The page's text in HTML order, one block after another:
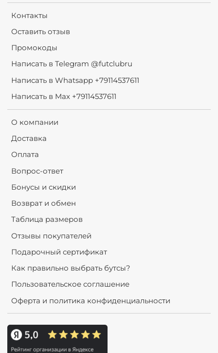
Контакты
Оставить отзыв
Промокоды
Написать в Telegram @futclubru
Написать в Whatsapp +79114537611
Написать в Max +79114537611
О компании
Доставка
Оплата
Вопрос-ответ
Бонусы и скидки
Возврат и обмен
Таблица размеров
Отзывы покупателей
Подарочный сертификат
Как правильно выбрать бутсы?
Пользовательское соглашение
Оферта и политика конфиденциальности